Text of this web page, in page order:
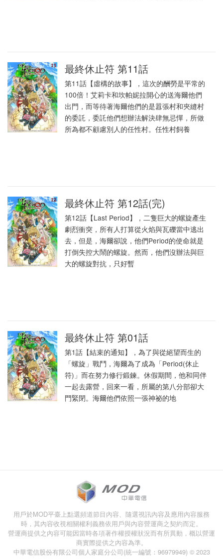
最終休止符 第11話
第11話【虛構的故事】，這次的酬勞是平常的
100倍！艾莉卡和坎帕妮拉開心的送海爾他們
出門，而等待著海爾他們的是囂張村和夾縫村
的委託，委託他們想辦法解決肆無忌憚，所做
所為都不顧慮別人的任性村。任性村飼養
最終休止符 第12話(完)
第12話【Last Period】，二隻巨大的螺旋產生
劇烈衝突，所有人打算從火焰與瓦礫當中逃出
去，但是，海爾卻說，他們Period的使命就是
打倒失控大鬧的螺旋。然而，他們沒辦法與巨
大的螺旋對抗，只好暫
最終休止符 第01話
第1話【結束的通知】，為了與從絕望而生的
「螺旋」戰鬥，海爾為了成為「Period(休止
符)」而在努力修行鍛鍊。休假期間，他和同伴
一起去露營，回來一看，所屬的第八分部卻大
門緊閉。海爾他們依照一張神祕的地
用戶於MOD平臺上點選頻道節目內容、隨選視訊內容及應用內容服務
時，其內容收視相關權利義務依用戶與內容營運商之契約而定。
營運商提供之內容可能因當時各項著作權授權狀況而有所異動，概以營運
商實際提供之內容為準。
中華電信股份有限公司個人家庭分公司(統一編號：96979949) © 2023